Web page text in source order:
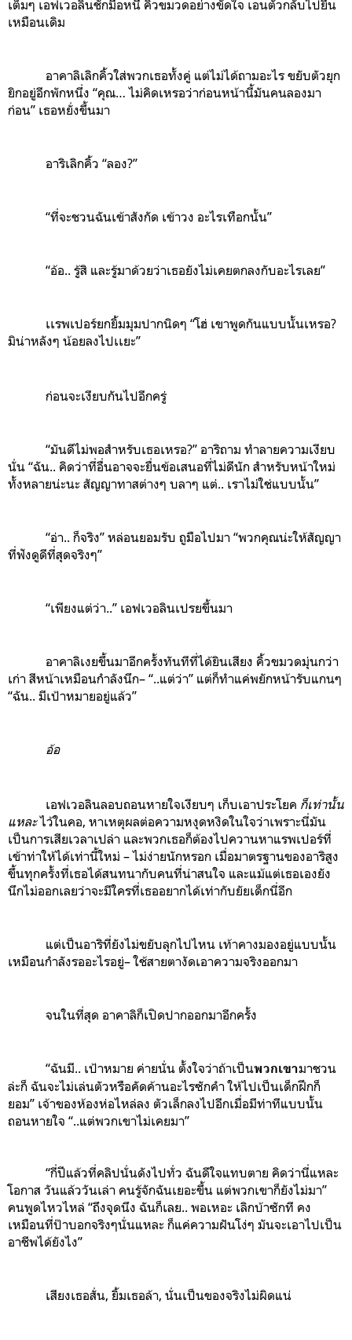
เต็มๆ เอฟเวอลินชักมือหนี คิ้วขมวดอย่างขัดใจ เอนตัวกลับไปยืน
เหมือนเดิม
อาคาลิเลิกคิ้วใส่พวกเธอทั้งคู่ แต่ไม่ได้ถามอะไร ขยับตัวยุก
ยิกอยู่อีกพักหนึ่ง “คุณ… ไม่คิดเหรอว่าก่อนหน้านี้มันคนลองมา
ก่อน” เธอหยั่งขึ้นมา
อาริเลิกคิ้ว “ลอง?”
“ที่จะชวนฉันเข้าสังกัด เข้าวง อะไรเทือกนั้น”
“อ้อ.. รู้สิ และรู้มาด้วยว่าเธอยังไม่เคยตกลงกับอะไรเลย”
เเรพเปอร์ยกยิ้มมุมปากนิดๆ “โฮ่ เขาพูดกันแบบนั้นเหรอ?
มิน่าหลังๆ น้อยลงไปเเยะ”
ก่อนจะเงียบกันไปอีกครู่
“มันดีไม่พอสำหรับเธอเหรอ?” อาริถาม ทำลายความเงียบ
นั่น “ฉัน.. คิดว่าที่อื่นอาจจะยื่นข้อเสนอที่ไม่ดีนัก สำหรับหน้าใหม่
ทั้งหลายน่ะนะ สัญญาทาสต่างๆ บลาๆ แต่.. เราไม่ใช่แบบนั้น”
“อ่า.. ก็จริง” หล่อนยอมรับ ถูมือไปมา “พวกคุณน่ะให้สัญญา
ที่ฟังดูดีที่สุดจริงๆ”
“เพียงแต่ว่า..” เอฟเวอลินเปรยขึ้นมา
อาคาลิเงยขึ้นมาอีกครั้งทันทีที่ได้ยินเสียง คิ้วขมวดมุ่นกว่า
เก่า สีหน้าเหมือนกำลังนึก– “..แต่ว่า” แต่ก็ทำแค่พยักหน้ารับแกนๆ
“ฉัน.. มีเป้าหมายอยู่แล้ว”
อ้อ
เอฟเวอลินลอบถอนหายใจเงียบๆ เก็บเอาประโยค ก็เท่านั้น
แหละไว้ในคอ, หาเหตุผลต่อความหงุดหงิดในใจว่าเพราะนี่มัน
เป็นการเสียเวลาเปล่า และพวกเธอก็ต้องไปควานหาแรพเปอร์ที่
เข้าท่าให้ได้เท่านี้ใหม่ – ไม่ง่ายนักหรอก เมื่อมาตรฐานของอาริสูง
ขึ้นทุกครั้งที่เธอได้สนทนากับคนที่น่าสนใจ และแม้แต่เธอเองยัง
นึกไม่ออกเลยว่าจะมีใครที่เธออยากได้เท่ากับยัยเด็กนี่อีก
แต่เป็นอาริที่ยังไม่ขยับลุกไปไหน เท้าคางมองอยู่แบบนั้น
เหมือนกำลังรออะไรอยู่– ใช้สายตางัดเอาความจริงออกมา
จนในที่สุด อาคาลิก็เปิดปากออกมาอีกครั้ง
“ฉันมี.. เป้าหมาย ค่ายนั่น ตั้งใจว่าถ้าเป็นพวกเขามาชวน
ล่ะก็ ฉันจะไม่เล่นตัวหรือคัดค้านอะไรซักคำ ให้ไปเป็นเด็กฝึกก็
ยอม” เจ้าของห้องห่อไหล่ลง ตัวเล็กลงไปอีกเมื่อมีท่าทีแบบนั้น
ถอนหายใจ “..แต่พวกเขาไม่เคยมา”
“กี่ปีแล้วที่คลิปนั่นดังไปทั่ว ฉันดีใจแทบตาย คิดว่านี่แหละ
โอกาส วันแล้ววันเล่า คนรู้จักฉันเยอะขึ้น แต่พวกเขาก็ยังไม่มา”
คนพูดไหวไหล่ “ถึงจุดนึง ฉันก็เลย.. พอเหอะ เลิกบ้าซักที คง
เหมือนที่ป๊าบอกจริงๆนั่นแหละ ก็แค่ความฝันโง่ๆ มันจะเอาไปเป็น
อาชีพได้ยังไง”
เสียงเธอสั่น, ยิ้มเธอล้า, นั่นเป็นของจริงไม่ผิดแน่